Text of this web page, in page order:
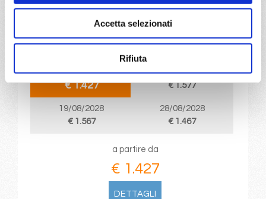
Accetta selezionati
Rifiuta
Mediterraneo10 giorni
Trieste, Split croatia, Pireo, Kusadasi, Istanbul, Corfu, Bari,
Trieste
01/08/2028
€ 1.427
10/08/2028
€ 1.577
19/08/2028
€ 1.567
28/08/2028
€ 1.467
a partire da
€ 1.427
DETTAGLI